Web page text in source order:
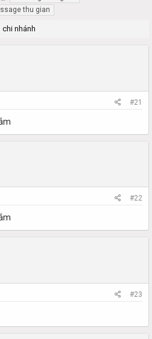
thu gian
nhánh
#21
#22
#23